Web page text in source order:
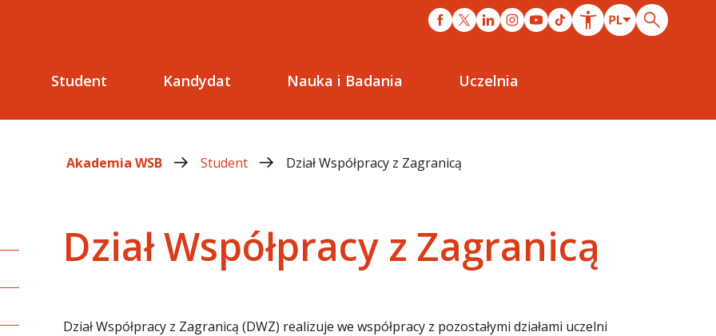
Student Kandydat Nauka i Badania Uczelnia
Akademia WSB Student Dział Współpracy z Zagranicą
Dział Współpracy z Zagranicą
Dział Współpracy z Zagranicą (DWZ) realizuje we współpracy z pozostałymi działami uczelni